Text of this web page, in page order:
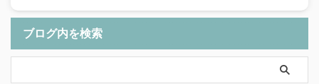
ブログ内を検索